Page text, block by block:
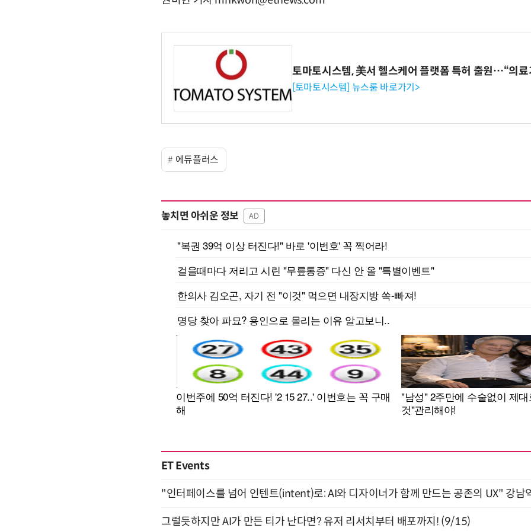
토마토시스템, 美서 헬스케어 플랫폼 특허 출원…“의
[토마토시스템] 뉴스룸 바로가기>
에듀플러스
놓치면 아쉬운 정보 AD
ET Events
"인터페이스를 넘어 인텐트(intent)로: AI와 디자이너가 함께 만드는 공존의 UX" 강남
그럴듯하지만 AI가 만든 티가 난다면? 유저 리서치부터 배포까지! (9/15)